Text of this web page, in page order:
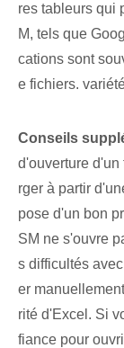
res tableurs qui
M, tels que
cations sont
e fichiers.
Conseils
d'ouverture
rger à partir⁤
pose d'un bon
SM ne s'ouvre
s difficultés
er
rité d'Excel. Si
fiance pour